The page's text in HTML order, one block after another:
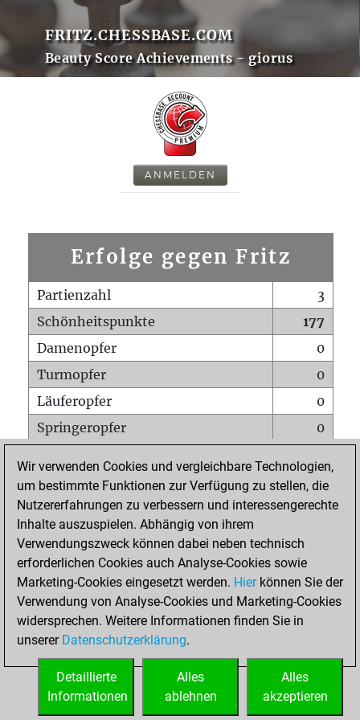
FRITZ.CHESSBASE.COM
Beauty Score Achievements - giorus
ANMELDEN
Erfolge gegen Fritz
Partienzahl
3
Schönheitspunkte
177
Damenopfer
0
Turmopfer
0
Läuferopfer
0
Springeropfer
0
Matt auf vollem Brett
0
Bauer setzt Matt
0
Erstickte Matts
Unterverwandlungen
Türme auf der siebten
0
STARTSEITE
Wir verwenden Cookies und vergleichbare Technologien,
um bestimmte Funktionen zur Verfügung zu stellen, die
Nutzererfahrungen zu verbessern und interessengerechte
Inhalte auszuspielen. Abhängig von ihrem
Verwendungszweck können dabei neben technisch
erforderlichen Cookies auch Analyse-Cookies sowie
Marketing-Cookies eingesetzt werden. Hierkönnen Sie der
Verwendung von Analyse-Cookies und Marketing-Cookies
widersprechen. Weitere Informationen finden Sie in
unserer Datenschutzerklärung.
Alles
akzeptieren
Alles
ablehnen
Detaillierte
Informationen